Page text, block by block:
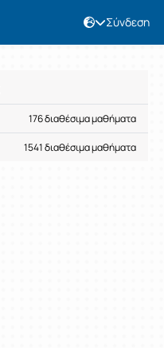
Σύνδεση
176 διαθέσιμα μαθήματα
1541 διαθέσιμα μαθήματα